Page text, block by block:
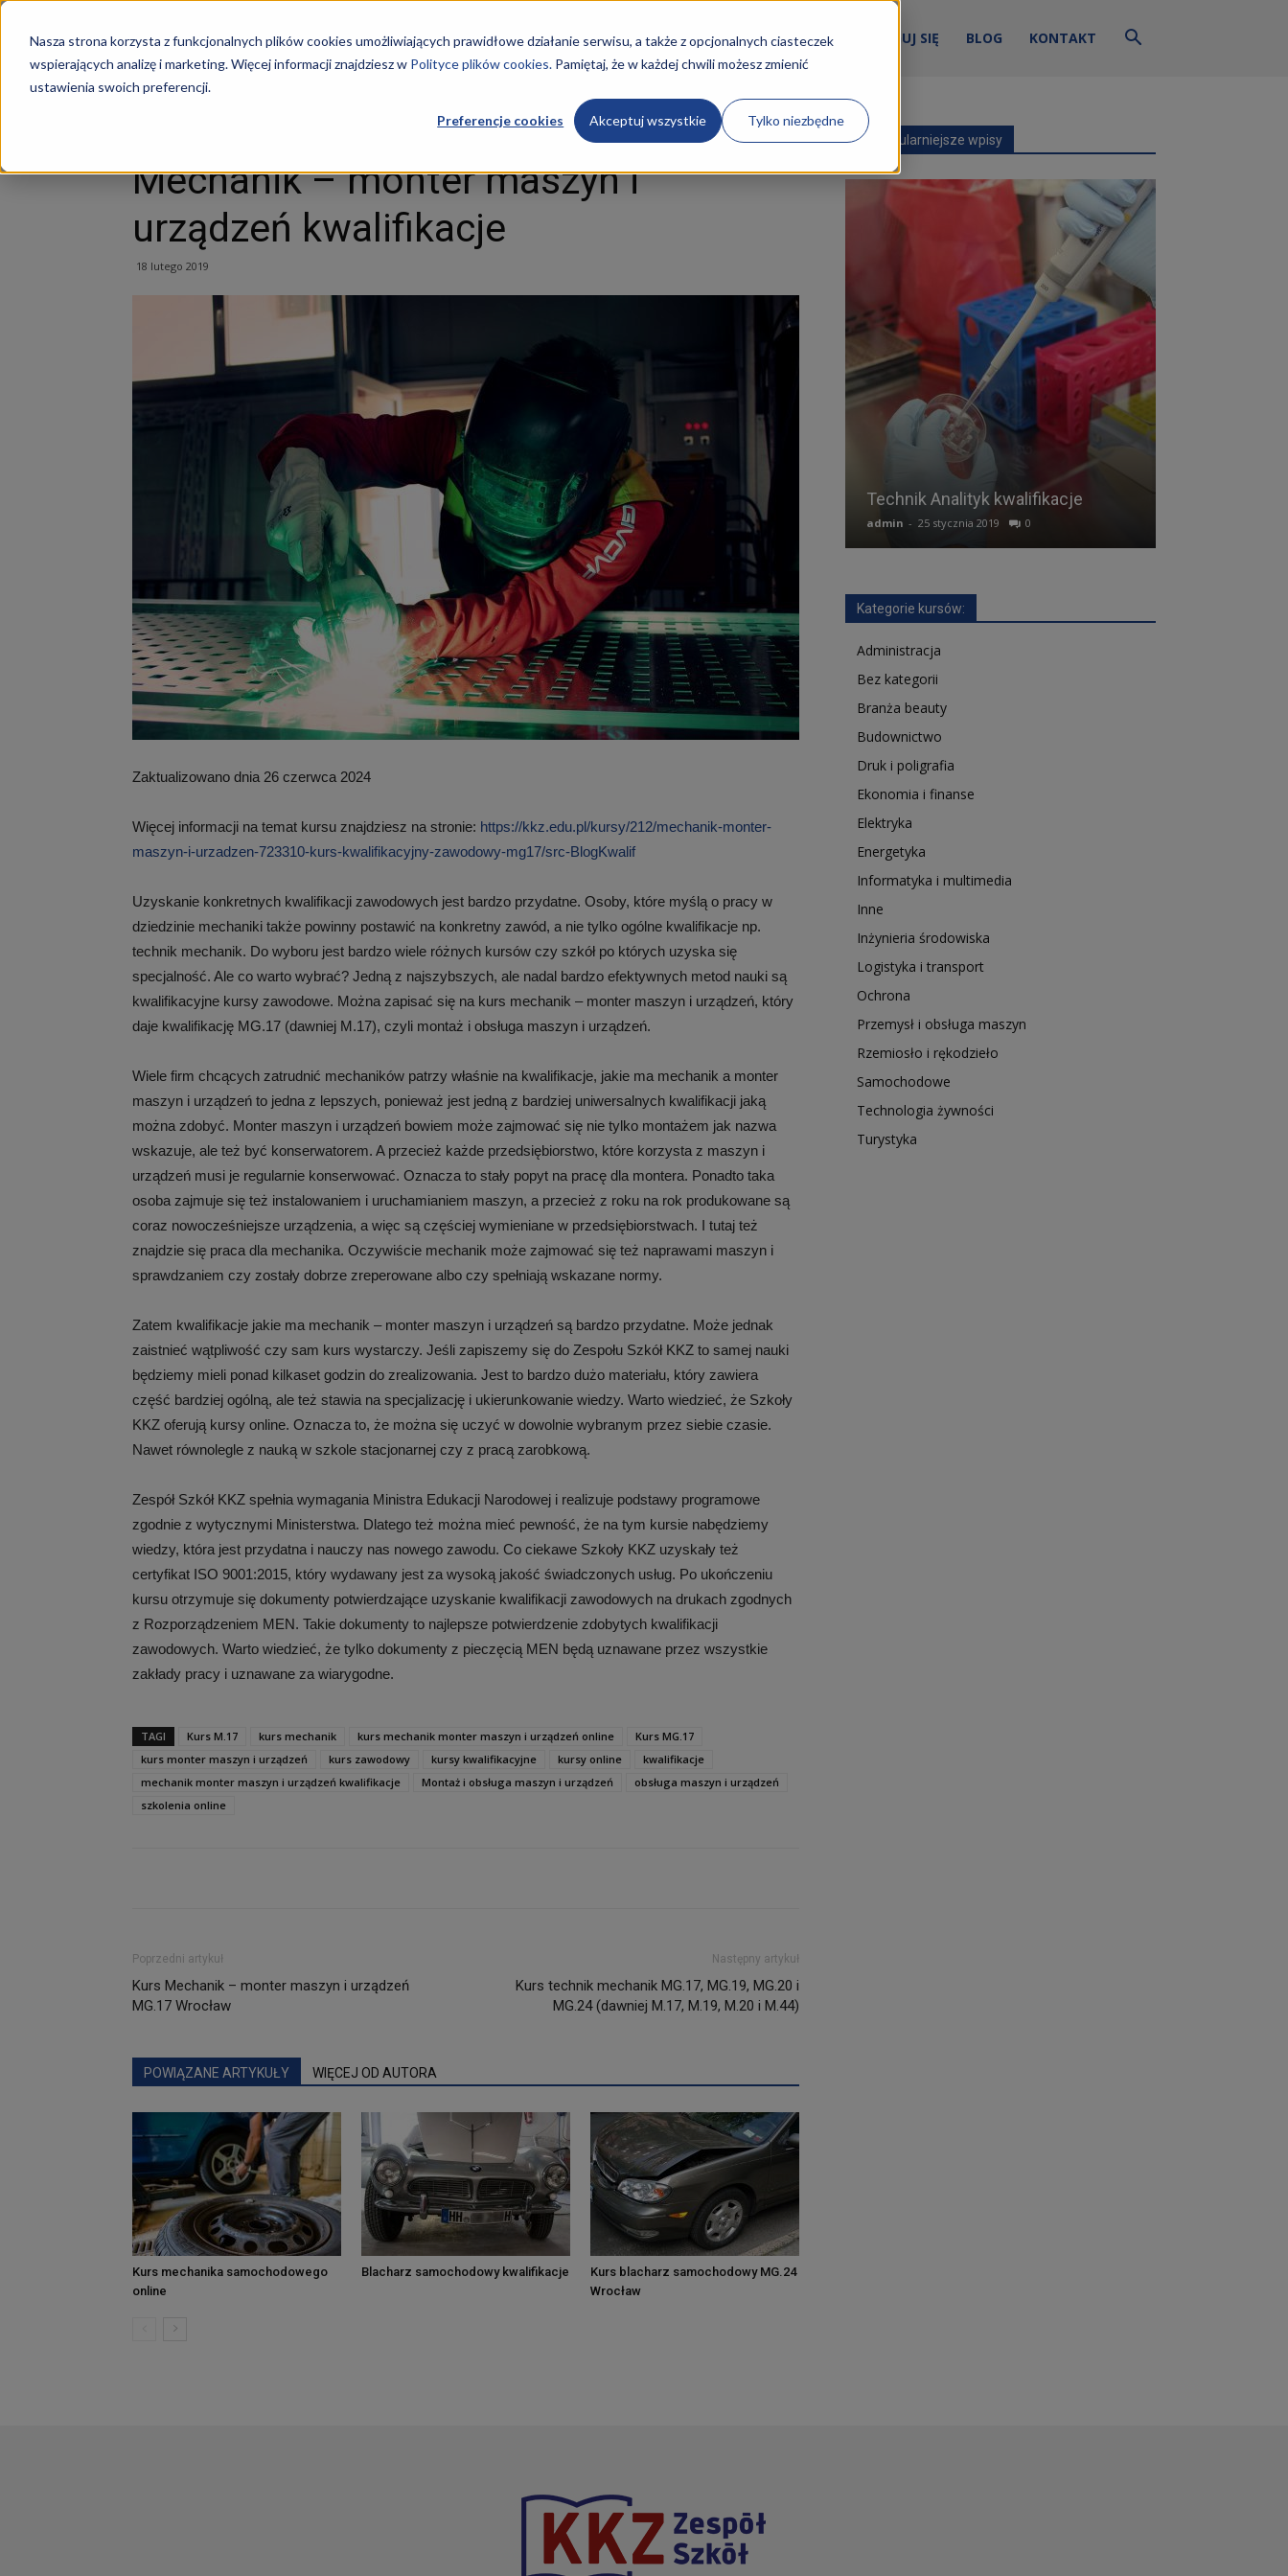
Nasza strona korzysta z funkcjonalnych plików cookies umożliwiających prawidłowe działanie serwisu, a także z opcjonalnych ciasteczek
wspierających analizę i marketing. Więcej informacji znajdziesz w Polityce plików cookies.Pamiętaj, że w każdej chwili możesz zmienić
ustawienia swoich preferencji.
Preferencje cookies Akceptuj wszystkie Tylko niezbędne
Szkoły
–
STRONA GŁÓWNA KURSY O NAS REKRUTACJA ZALOGUJ SIĘ BLOG KONTAKT
Mechanik – monter maszyn i urządzeń kwalifikacje
Mechanik – monter maszyn i
urządzeń kwalifikacje
18 lutego 2019
Zaktualizowano dnia 26 czerwca 2024
Więcej informacji na temat kursu znajdziesz na stronie: https://kkz.edu.pl/kursy/212/mechanik-monter-
maszyn-i-urzadzen-723310-kurs-kwalifikacyjny-zawodowy-mg17/src-BlogKwalif
Uzyskanie konkretnych kwalifikacji zawodowych jest bardzo przydatne. Osoby, które myślą o pracy w
dziedzinie mechaniki także powinny postawić na konkretny zawód, a nie tylko ogólne kwalifikacje np.
technik mechanik. Do wyboru jest bardzo wiele różnych kursów czy szkół po których uzyska się
specjalność. Ale co warto wybrać? Jedną z najszybszych, ale nadal bardzo efektywnych metod nauki są
kwalifikacyjne kursy zawodowe. Można zapisać się na kurs mechanik – monter maszyn i urządzeń, który
daje kwalifikację MG.17 (dawniej M.17), czyli montaż i obsługa maszyn i urządzeń.
Wiele firm chcących zatrudnić mechaników patrzy właśnie na kwalifikacje, jakie ma mechanik a monter
maszyn i urządzeń to jedna z lepszych, ponieważ jest jedną z bardziej uniwersalnych kwalifikacji jaką
można zdobyć. Monter maszyn i urządzeń bowiem może zajmować się nie tylko montażem jak nazwa
wskazuje, ale też być konserwatorem. A przecież każde przedsiębiorstwo, które korzysta z maszyn i
urządzeń musi je regularnie konserwować. Oznacza to stały popyt na pracę dla montera. Ponadto taka
osoba zajmuje się też instalowaniem i uruchamianiem maszyn, a przecież z roku na rok produkowane są
coraz nowocześniejsze urządzenia, a więc są częściej wymieniane w przedsiębiorstwach. I tutaj też
znajdzie się praca dla mechanika. Oczywiście mechanik może zajmować się też naprawami maszyn i
sprawdzaniem czy zostały dobrze zreperowane albo czy spełniają wskazane normy.
Zatem kwalifikacje jakie ma mechanik – monter maszyn i urządzeń są bardzo przydatne. Może jednak
zaistnieć wątpliwość czy sam kurs wystarczy. Jeśli zapiszemy się do Zespołu Szkół KKZ to samej nauki
będziemy mieli ponad kilkaset godzin do zrealizowania. Jest to bardzo dużo materiału, który zawiera
część bardziej ogólną, ale też stawia na specjalizację i ukierunkowanie wiedzy. Warto wiedzieć, że Szkoły
KKZ oferują kursy online. Oznacza to, że można się uczyć w dowolnie wybranym przez siebie czasie.
Nawet równolegle z nauką w szkole stacjonarnej czy z pracą zarobkową.
Zespół Szkół KKZ spełnia wymagania Ministra Edukacji Narodowej i realizuje podstawy programowe
zgodnie z wytycznymi Ministerstwa. Dlatego też można mieć pewność, że na tym kursie nabędziemy
wiedzy, która jest przydatna i nauczy nas nowego zawodu. Co ciekawe Szkoły KKZ uzyskały też
certyfikat ISO 9001:2015, który wydawany jest za wysoką jakość świadczonych usług. Po ukończeniu
kursu otrzymuje się dokumenty potwierdzające uzyskanie kwalifikacji zawodowych na drukach zgodnych
z Rozporządzeniem MEN. Takie dokumenty to najlepsze potwierdzenie zdobytych kwalifikacji
zawodowych. Warto wiedzieć, że tylko dokumenty z pieczęcią MEN będą uznawane przez wszystkie
zakłady pracy i uznawane za wiarygodne.
TAGI Kurs M.17 kurs mechanik kurs mechanik monter maszyn i urządzeń online
Kurs MG.17
kurs monter maszyn i urządzeń
kurs zawodowy kursy kwalifikacyjne kursy online
kwalifikacje
mechanik monter maszyn i urządzeń kwalifikacje
Montaż i obsługa maszyn i urządzeń
obsługa maszyn i urządzeń
szkolenia online
Poprzedni artykuł
Kurs Mechanik – monter maszyn i urządzeń
MG.17 Wrocław
Następny artykuł
Kurs technik mechanik MG.17, MG.19, MG.20 i
MG.24 (dawniej M.17, M.19, M.20 i M.44)
POWIĄZANE ARTYKUŁY WIĘCEJ OD AUTORA
Kurs mechanika samochodowego
online
Blacharz samochodowy kwalifikacje
Kurs blacharz samochodowy MG.24
Wrocław
Najpopularniejsze wpisy
Technik Analityk kwalifikacje
admin - 25 stycznia 2019 0
Kategorie kursów:
Administracja
Bez kategorii
Branża beauty
Budownictwo
Druk i poligrafia
Ekonomia i finanse
Elektryka
Energetyka
Informatyka i multimedia
Inne
Inżynieria środowiska
Logistyka i transport
Ochrona
Przemysł i obsługa maszyn
Rzemiosło i rękodzieło
Samochodowe
Technologia żywności
Turystyka